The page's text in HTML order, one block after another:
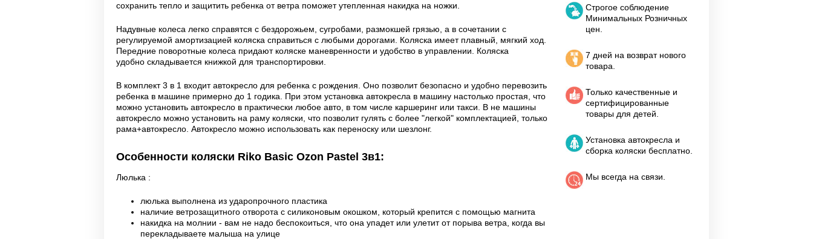
сохранить тепло и защитить ребенка от ветра поможет утепленная накидка на ножки.
Надувные колеса легко справятся с бездорожьем, сугробами, размокшей грязью, а в сочетании с
регулируемой амортизацией коляска справиться с любыми дорогами. Коляска имеет плавный, мягкий ход.
Передние поворотные колеса придают коляске маневренности и удобство в управлении. Коляска
удобно складывается книжкой для транспортировки.
В комплект 3 в 1 входит автокресло для ребенка с рождения. Оно позволит безопасно и удобно перевозить
ребенка в машине примерно до 1 годика. При этом установка автокресла в машину настолько простая, что
можно установить автокресло в практически любое авто, в том числе каршеринг или такси. В не машины
автокресло можно установить на раму коляски, что позволит гулять с более "легкой" комплектацией, только
рама+автокресло. Автокресло можно использовать как переноску или шезлонг.
Особенности коляски Riko Basic Ozon Pastel 3в1:
Люлька :
люлька выполнена из ударопрочного пластика
наличие ветрозащитного отворота с силиконовым окошком, который крепится с помощью магнита
накидка на молнии - вам не надо беспокоиться, что она упадет или улетит от порыва ветра, когда вы
перекладываете малыша на улице
Строгое соблюдение
Минимальных Розничных
цен.
7 дней на возврат нового
товара.
Только качественные и
сертифицированные
товары для детей.
Установка автокресла и
сборка коляски бесплатно.
Мы всегда на связи.